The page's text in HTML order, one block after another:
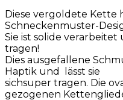
Diese vergoldete Kette
Schneckenmuster-
Sie ist solide
tragen!
Dies ausgefallene
Haptik und lässt sie
sichsuper tragen. Die
gezogenen